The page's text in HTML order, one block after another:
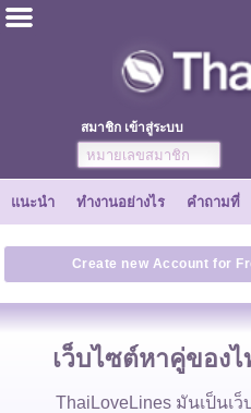
สมาชิก เข้าสู่ระบบ
ไทย
ลงทะเบียนเลย
เพื่อน
ทำงานอย่างไร
แนะนำ ทำงานอย่างไร คำถามที่
Create new Account for
เว็บไซต์หาคู่ของไ
ThaiLoveLines มันเป็น